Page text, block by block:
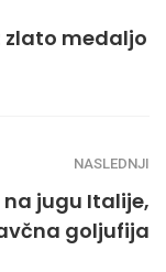
zlato medaljo
NASLEDNJI
jugu Italije,
goljufija